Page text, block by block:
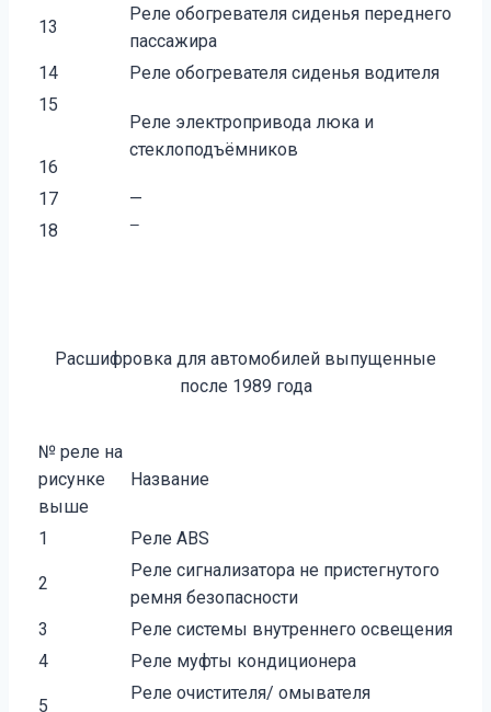
13
Реле обогревателя сиденья переднего
пассажира
14
Реле обогревателя сиденья водителя
15
16
Реле электропривода люка и
стеклоподъёмников
17
—
18
—
Расшифровка для автомобилей выпущенные
после 1989 года
№ реле на
рисунке
выше
Название
1 Реле ABS
2
Реле сигнализатора не пристегнутого
ремня безопасности
3
Реле системы внутреннего освещения
4
Реле муфты кондиционера
5
Реле очистителя/ омывателя